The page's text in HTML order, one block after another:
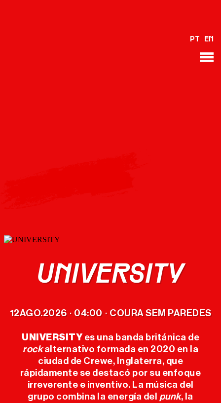
PT EN
MERCHANDISING
OFICIAL
UNIVERSITY
12AGO.2026 · 04:00 · COURA SEM PAREDES
UNIVERSITYes una banda británica de
rockalternativo formada en 2020 en la
ciudad de Crewe, Inglaterra, que
rápidamente se destacó por su enfoque
irreverente e inventivo. La música del
grupo combina la energía del punk, la